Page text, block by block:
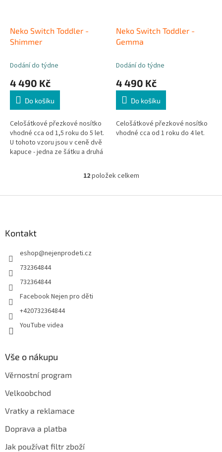
Neko Switch Toddler -
Shimmer
Dodání do týdne
4 490 Kč
Do košíku
Celošátkové přezkové nosítko
vhodné cca od 1,5 roku do 5 let.
U tohoto vzoru jsou v ceně dvě
kapuce - jedna ze šátku a druhá
Neko Switch Toddler -
Gemma
Dodání do týdne
4 490 Kč
Do košíku
Celošátkové přezkové nosítko
vhodné cca od 1 roku do 4 let.
O
l
12položek celkem
Kontakt
eshop@nejenprodeti.cz
732364844
732364844
Facebook Nejen pro děti
+420732364844
YouTube videa
Vše o nákupu
Věrnostní program
Velkoobchod
Vratky a reklamace
Doprava a platba
Jak používat filtr zboží